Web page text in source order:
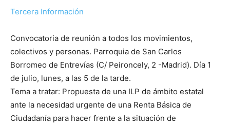
Tercera Información
Convocatoria de reunión a todos los movimientos,
colectivos y personas. Parroquia de San Carlos
Borromeo de Entrevías (C/ Peironcely, 2 -Madrid). Día 1
de julio, lunes, a las 5 de la tarde.
Tema a tratar: Propuesta de una ILP de ámbito estatal
ante la necesidad urgente de una Renta Básica de
Ciudadanía para hacer frente a la situación de